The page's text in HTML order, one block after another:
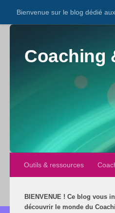
Bienvenue sur le blog dédié
Coaching
Outils & ressources
BIENVENUE ! Ce blog vous
découvrir le monde du